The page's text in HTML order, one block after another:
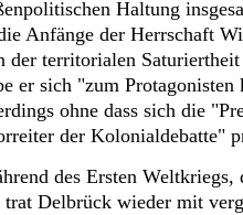
Haltung
Anfänge der Herrschaft
der territorialen
er sich "zum
ohne dass sich die
der Kolonialdebatte"
des Ersten
trat Delbrück wieder mit